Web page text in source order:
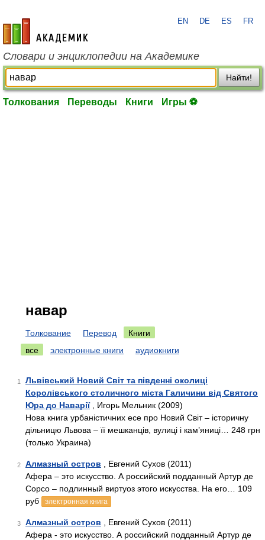
academic.ru
EN DE ES FR
Словари и энциклопедии на Академике
Найти!
Толкования Переводы Книги Игры ⚽
навар
Толкование Перевод
Книги
все
электронные книги аудиокниги
1
Львівський Новий Світ та південні околиці
Королівського столичного міста Галичини від Святого
Юра до Наварії, Игорь Мельник (2009)
Нова книга урбаністичних есе про Новий Світ – історичну
дільницю Львова – її мешканців, вулиці і кам’яниці… 248 грн
(только Украина)
2 Алмазный остров , Евгений Сухов (2011)
Афера – это искусство. А российский подданный Артур де
Сорсо – подлинный виртуоз этого искусства. На его… 109
руб
электронная книга
3 Алмазный остров , Евгений Сухов (2011)
Афера - это искусство. А российский подданный Артур де